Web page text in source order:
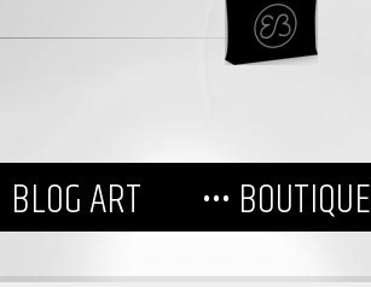
BLOG ART ••• BOUTIQUE